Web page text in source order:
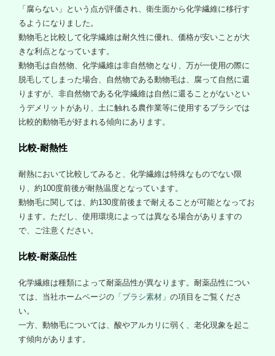
「腐らない」という点が評価され、衛生面から化学繊維に移行す
るようになりました。
動物毛と比較して化学繊維は耐久性に優れ、価格が安いことが大
きな利点となっています。
動物毛は自然物、化学繊維は非自然物となり、万が一使用の際に
脱毛してしまった場合、自然物である動物毛は、腐って自然に還
りますが、非自然物である化学繊維は自然に還ることがないとい
うデメリットがあり、土に触れる農作業等に使用するブラシでは
比較的動物毛が好まれる傾向にあります。
比較-耐熱性
耐熱において比較してみると、化学繊維は特殊なものでない限
り、約100度前後が耐熱温度となっています。
動物毛に関しては、約130度前後まで耐えることが可能となってお
ります。ただし、使用環境によっては異なる場合がありますの
で、ご注意ください。
比較-耐薬品性
化学繊維は種類によって耐薬品性が異なります。耐薬品性につい
ては、当社ホームページの 「ブラシ素材」 の項目をご覧くださ
い。
一方、動物毛については、酸やアルカリに弱く、老化現象を起こ
す傾向があります。